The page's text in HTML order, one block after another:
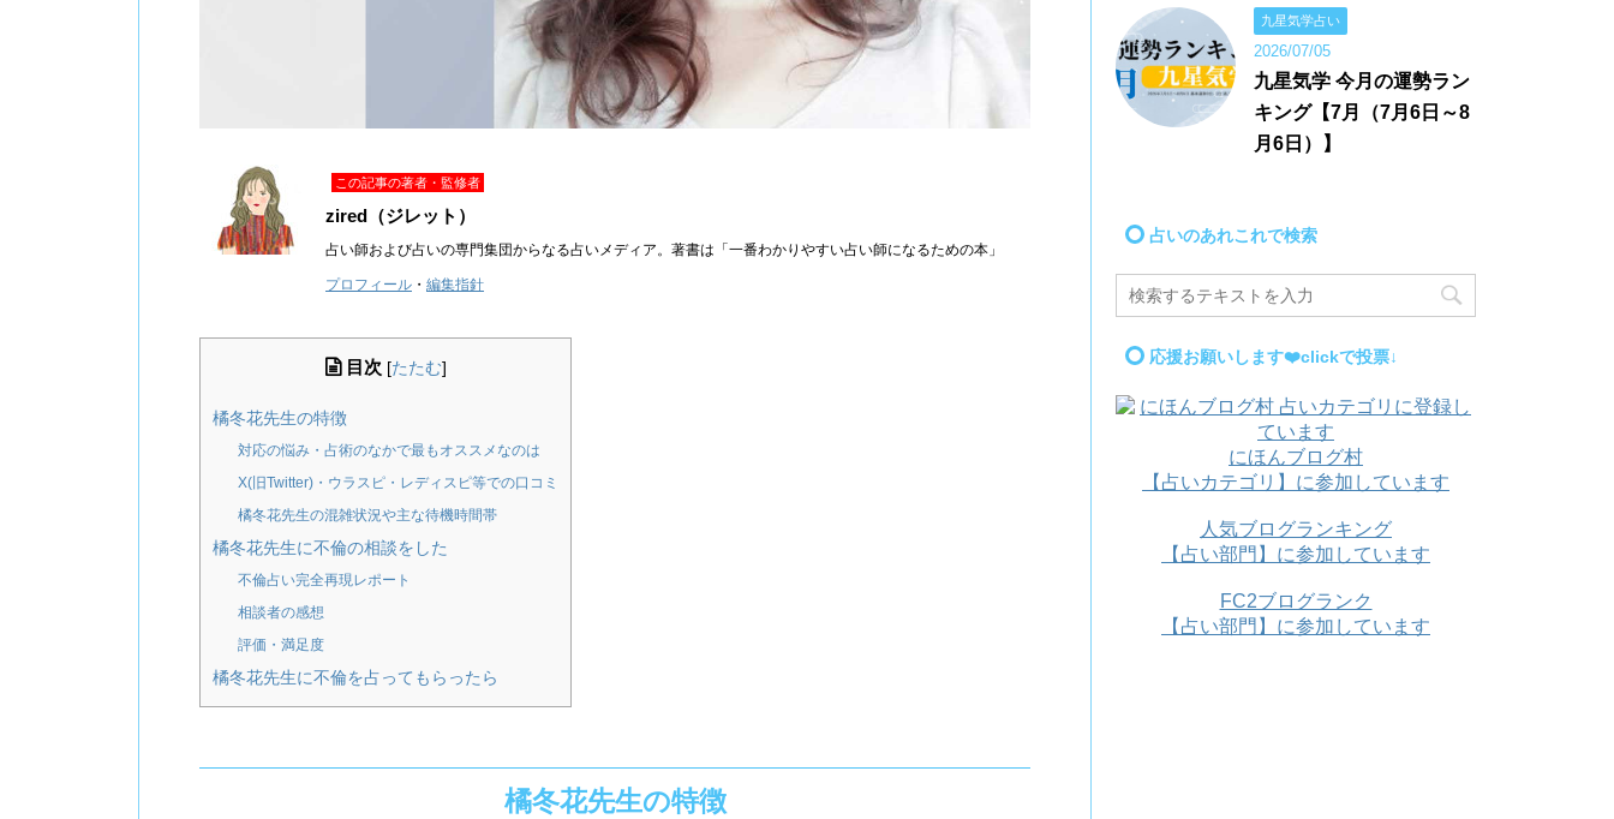
この記事の著者・監修者
zired（ジレット）
占い師および占いの専門集団からなる占いメディア。著書は「一番わかりやすい占い師になるための本」
プロフィール ・ 編集指針
目次 [たたむ]
橘冬花先生の特徴
対応の悩み・占術のなかで最もオススメなのは
X(旧Twitter)・ウラスピ・レディスピ等での口コミ
橘冬花先生の混雑状況や主な待機時間帯
橘冬花先生に不倫の相談をした
不倫占い完全再現レポート
相談者の感想
評価・満足度
橘冬花先生に不倫を占ってもらったら
橘冬花先生の特徴
九星気学占い
2026/07/05
九星気学 今月の運勢ラン
キング【7月（7月6日～8
月6日）】
占いのあれこれで検索
応援お願いします❤️clickで投票↓
にほんブログ村
【占いカテゴリ】に参加しています
人気ブログランキング
【占い部門】に参加しています
FC2ブログランク
【占い部門】に参加しています